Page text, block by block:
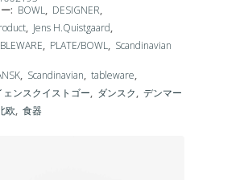
: BOWL, DESIGNER,
, Jens H.Quistgaard,
, PLATE/BOWL, Scandinavian
, Scandinavian, tableware,
ェンスクイストゴー, ダンスク, デンマー
欧, 食器